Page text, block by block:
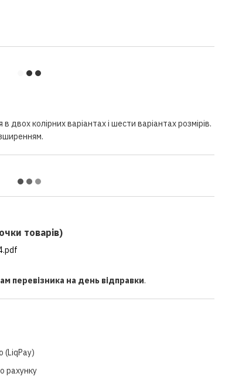
двох колірних варіантах і шести варіантах розмірів.
товарів)
перевізника на день відправки.
(LiqPay)
рахунку